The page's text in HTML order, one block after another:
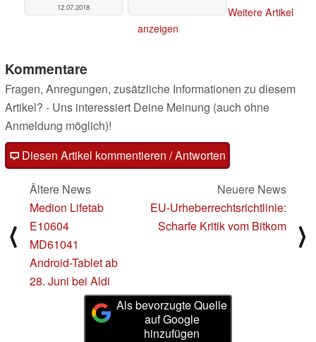
12.07.2018
Weitere Artikel
anzeigen
Kommentare
Fragen, Anregungen, zusätzliche Informationen zu diesem
Artikel? - Uns interessiert Deine Meinung (auch ohne
Anmeldung möglich)!
Diesen Artikel kommentieren / Antworten
⟨
Ältere News
Medion Lifetab
E10604
MD61041
Android-Tablet ab
28. Juni bei Aldi
Neuere News
EU-Urheberrechtsrichtlinie:
Scharfe Kritik vom Bitkom
⟩
Als bevorzugte Quelle
auf Google
hinzufügen